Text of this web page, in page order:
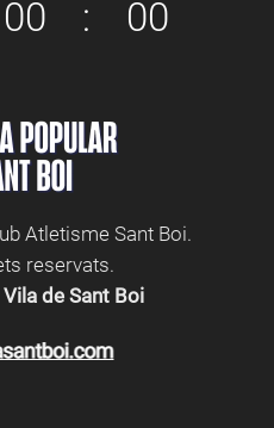
00 : 00
Atletisme Sant Boi.
reservats.
de Sant Boi